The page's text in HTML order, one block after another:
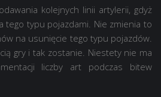
kolejnych linii artylerii, gdyż
tego typu pojazdami. Nie zmienia to
na usunięcie tego typu pojazdów.
gry i tak zostanie. Niestety nie ma
liczby art podczas bitew